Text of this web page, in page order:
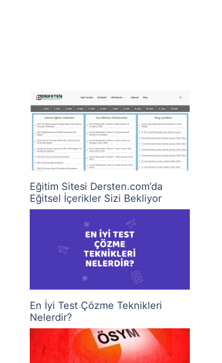
Eğitim Sitesi Dersten.com’da
Eğitsel İçerikler Sizi Bekliyor
En İyi Test Çözme Teknikleri
Nelerdir?